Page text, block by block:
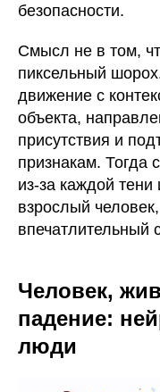
безопасности.
Смысл не в том,
пиксельный
движение с
объекта,
присутствия и
признакам. Тогда
из-за каждой тени
взрослый
впечатлительный
Человек,
падение:
люди